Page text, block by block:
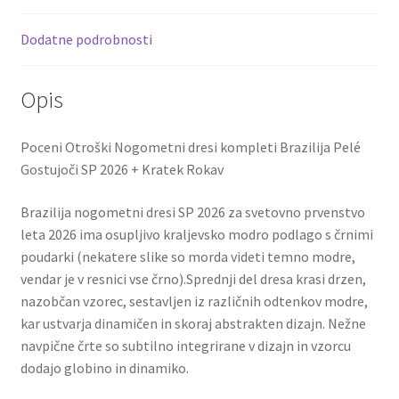
k
Dodatne podrobnosti
Opis
Poceni Otroški Nogometni dresi kompleti Brazilija Pelé
Gostujoči SP 2026 + Kratek Rokav
Brazilija nogometni dresi SP 2026 za svetovno prvenstvo
leta 2026 ima osupljivo kraljevsko modro podlago s črnimi
poudarki (nekatere slike so morda videti temno modre,
vendar je v resnici vse črno).Sprednji del dresa krasi drzen,
nazobčan vzorec, sestavljen iz različnih odtenkov modre,
kar ustvarja dinamičen in skoraj abstrakten dizajn. Nežne
navpične črte so subtilno integrirane v dizajn in vzorcu
dodajo globino in dinamiko.